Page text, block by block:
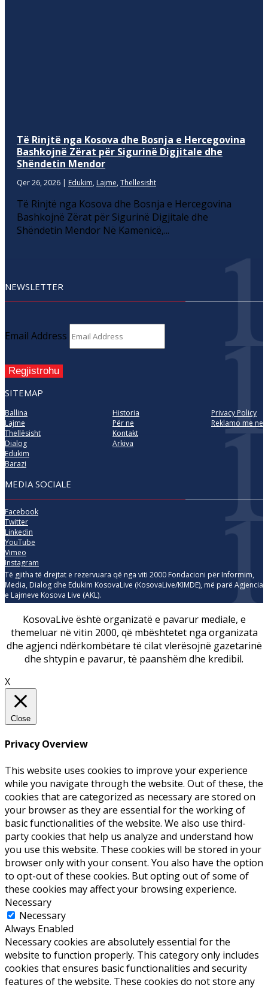
Të Rinjtë nga Kosova dhe Bosnja e Hercegovina
Bashkojnë Zërat për Sigurinë Digjitale dhe
Shëndetin Mendor
Qer 26, 2026 | Edukim, Lajme, Thellesisht
Të Rinjtë nga Kosova dhe Bosnja e Hercegovina
Bashkojnë Zërat për Sigurinë Digjitale dhe
Shëndetin Mendor Në Kamenicë,...
NEWSLETTER
Email Address
Regjistrohu
SITEMAP
Ballina
Lajme
Thellësisht
Dialog
Edukim
Barazi
Historia
Për ne
Kontakt
Arkiva
Privacy Policy
Reklamo me ne
MEDIA SOCIALE
Facebook
Twitter
Linkedin
YouTube
Vimeo
Instagram
Të gjitha të drejtat e rezervuara që nga viti 2000 Fondacioni për Informim,
Media, Dialog dhe Edukim KosovaLive (KosovaLive/KIMDE), më parë Agjencia
e Lajmeve Kosova Live (AKL).
KosovaLive është organizatë e pavarur mediale, e
themeluar në vitin 2000, që mbështetet nga organizata
dhe agjenci ndërkombëtare të cilat vlerësojnë gazetarinë
dhe shtypin e pavarur, të paanshëm dhe kredibil.
X
Close
Privacy Overview
This website uses cookies to improve your experience
while you navigate through the website. Out of these, the
cookies that are categorized as necessary are stored on
your browser as they are essential for the working of
basic functionalities of the website. We also use third-
party cookies that help us analyze and understand how
you use this website. These cookies will be stored in your
browser only with your consent. You also have the option
to opt-out of these cookies. But opting out of some of
these cookies may affect your browsing experience.
Necessary
Necessary
Always Enabled
Necessary cookies are absolutely essential for the
website to function properly. This category only includes
cookies that ensures basic functionalities and security
features of the website. These cookies do not store any